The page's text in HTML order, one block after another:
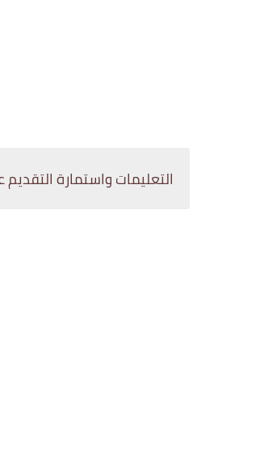
التعليمات واستمارة التقديم عقود